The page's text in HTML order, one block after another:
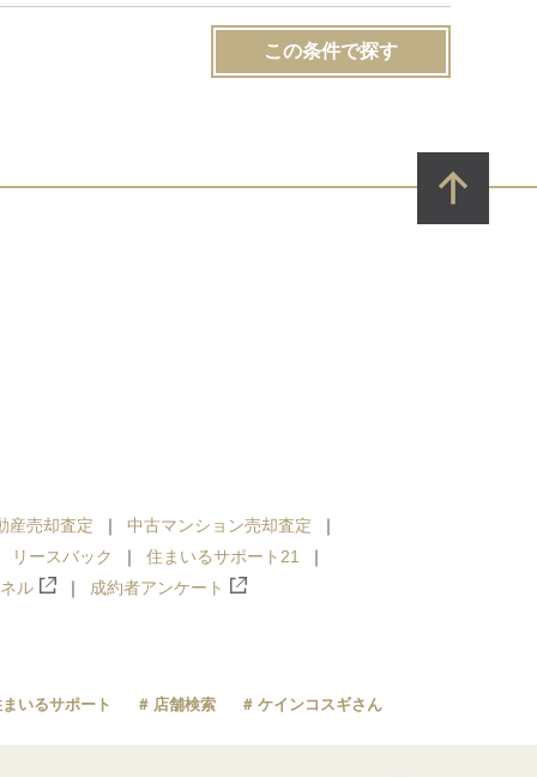
この条件で探す
産売却査定
中古マンション売却査定
リースバック
住まいるサポート21
ル 成約者アンケート
いるサポート 店舗検索 ケインコスギさん